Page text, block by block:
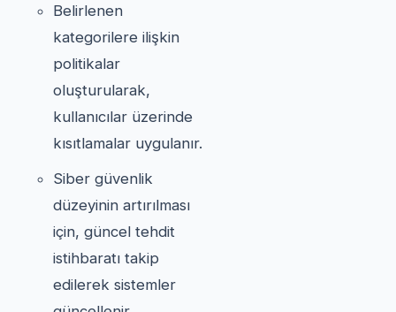
Belirlenen
kategorilere ilişkin
politikalar
oluşturularak,
kullanıcılar üzerinde
kısıtlamalar uygulanır.
Siber güvenlik
düzeyinin artırılması
için, güncel tehdit
istihbaratı takip
edilerek sistemler